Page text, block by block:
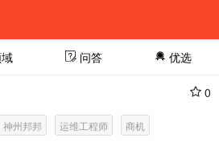
问答 优选
0
神州邦邦 运维工程师 商机